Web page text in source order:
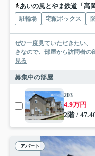
あいの風とやま鉄道「高
駐輪場 宅配ボックス
ぜひ一度見ていただきたい、
きなので、部屋から訪問者の
見る
募集中の部屋
203
4.9万円
2階 /
アパート